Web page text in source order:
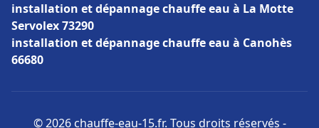
installation et dépannage chauffe eau à La Motte
Servolex 73290
installation et dépannage chauffe eau à Canohès
66680
© 2026 chauffe-eau-15.fr. Tous droits réservés -